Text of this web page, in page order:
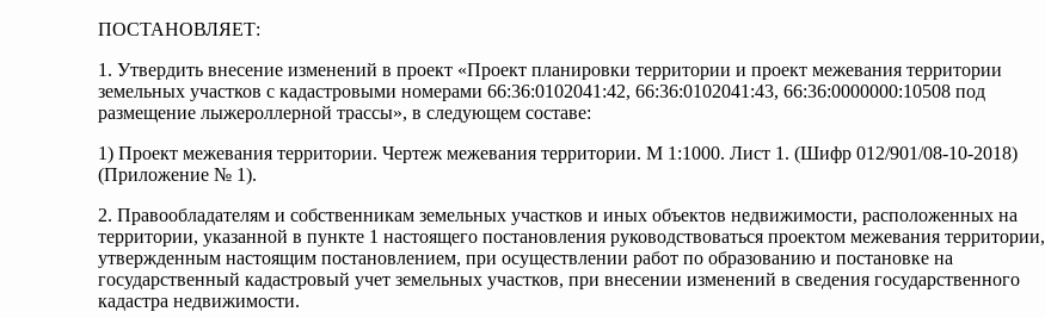
ПОСТАНОВЛЯЕТ:
1. Утвердить внесение изменений в проект «Проект планировки территории и проект межевания территории
земельных участков с кадастровыми номерами 66:36:0102041:42, 66:36:0102041:43, 66:36:0000000:10508 под
размещение лыжероллерной трассы», в следующем составе:
1) Проект межевания территории. Чертеж межевания территории. М 1:1000. Лист 1. (Шифр 012/901/08-10-2018)
(Приложение № 1).
2. Правообладателям и собственникам земельных участков и иных объектов недвижимости, расположенных на
территории, указанной в пункте 1 настоящего постановления руководствоваться проектом межевания территории,
утвержденным настоящим постановлением, при осуществлении работ по образованию и постановке на
государственный кадастровый учет земельных участков, при внесении изменений в сведения государственного
кадастра недвижимости.